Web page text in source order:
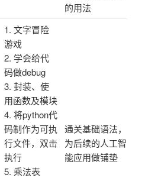
的用法
1. 文字冒险
游戏
2. 学会给代
码做debug
3. 封装、使
用函数及模块
4. 将python代
码制作为可执
行文件，双击
执行
5. 乘法表
通关基础语法，
为后续的人工智
能应用做铺垫